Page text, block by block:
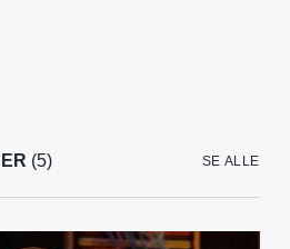
(5) SE ALLE